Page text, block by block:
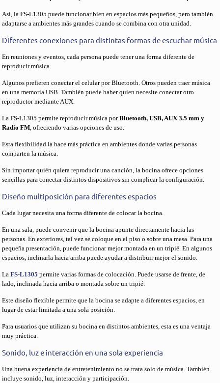
Así, la FS-L1305 puede funcionar bien en espacios más pequeños, pero también
adaptarse a ambientes más grandes cuando se combina con otra unidad.
Diferentes conexiones para distintas formas de escuchar música
En reuniones y eventos, cada persona puede tener una forma diferente de
reproducir música.
Algunos prefieren conectar el celular por Bluetooth. Otros pueden traer música
en una memoria USB. También puede haber quien necesite conectar otro
reproductor mediante AUX.
La FS-L1305 permite reproducir música porBluetooth, USB, AUX 3.5 mm y
Radio FM, ofreciendo varias opciones de uso.
Esta flexibilidad la hace más práctica en ambientes donde varias personas
comparten la música.
Sin importar quién quiera reproducir una canción, la bocina ofrece opciones
sencillas para conectar distintos dispositivos sin complicar la configuración.
Diseño multiposición para diferentes espacios
Cada lugar necesita una forma diferente de colocar la bocina.
En una sala, puede convenir que la bocina apunte directamente hacia las
personas. En exteriores, tal vez se coloque en el piso o sobre una mesa. Para una
pequeña presentación, puede funcionar mejor montada en un tripié. En algunos
espacios, inclinarla hacia arriba puede ayudar a distribuir mejor el sonido.
LaFS-L1305 permite varias formas de colocación. Puede usarse de frente, de
lado, inclinada hacia arriba o montada sobre un tripié.
Este diseño flexible permite que la bocina se adapte a diferentes espacios, en
lugar de estar limitada a una sola posición.
Para usuarios que utilizan su bocina en distintos ambientes, esta es una ventaja
muy práctica.
Sonido, luz e interacción en una sola experiencia
Una buena experiencia de entretenimiento no se trata solo de música. También
incluye sonido, luz, interacción y participación.